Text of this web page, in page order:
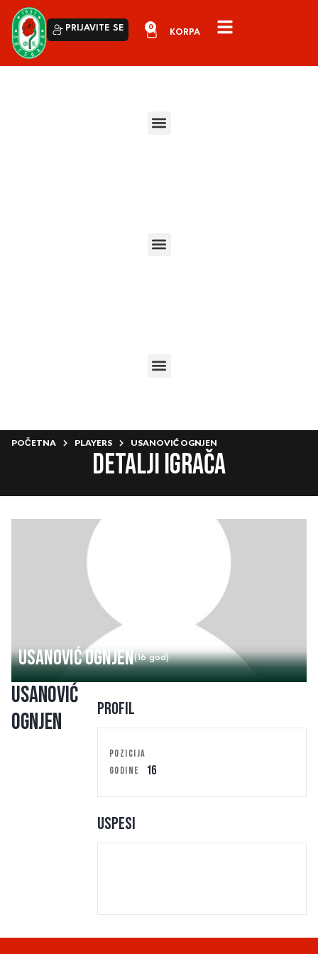
PRIJAVITE SE 0
POČETNA PLAYERS USANOVIĆ OGNJEN
Detalji igrača
Usanović Ognjen(16 god)
Usanović
Ognjen
Profil
POZICIJA
GODINE
16
Uspesi